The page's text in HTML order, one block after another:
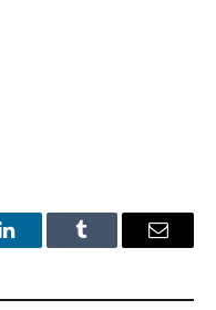
LinkedInTumblr Email